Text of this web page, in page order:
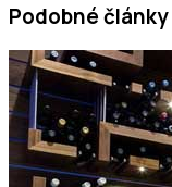
Podobné články